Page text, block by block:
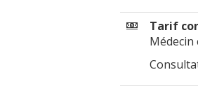
Tarif
Médecin